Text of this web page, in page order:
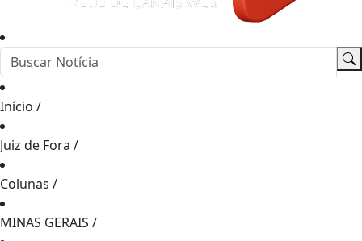
Início /
Juiz de Fora /
Colunas /
MINAS GERAIS /